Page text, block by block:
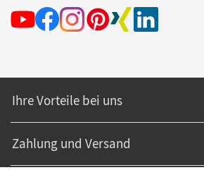
Ihre Vorteile bei uns
Zahlung und Versand